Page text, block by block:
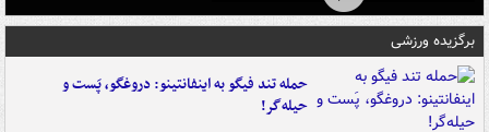
برگزیده ورزشی
حمله تند فیگو به اینفانتینو: دروغگو، پَست‌ و
حیله‌گر!